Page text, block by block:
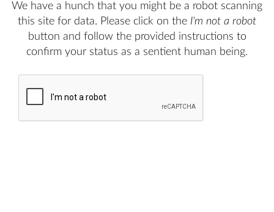
We have a hunch that you might be a robot scanning
this site for data. Please click on the I'm not a robot
button and follow the provided instructions to
confirm your status as a sentient human being.